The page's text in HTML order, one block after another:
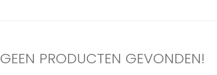
GEEN PRODUCTEN GEVONDEN!